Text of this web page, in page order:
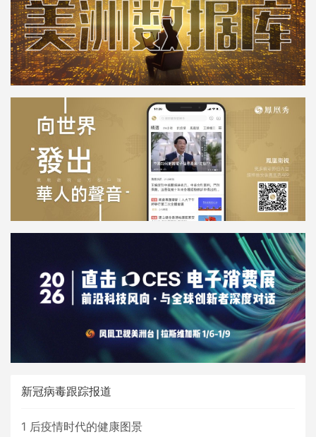
新冠病毒跟踪报道
1 后疫情时代的健康图景